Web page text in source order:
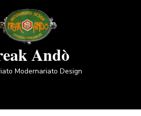
Andò
Modernariato Design